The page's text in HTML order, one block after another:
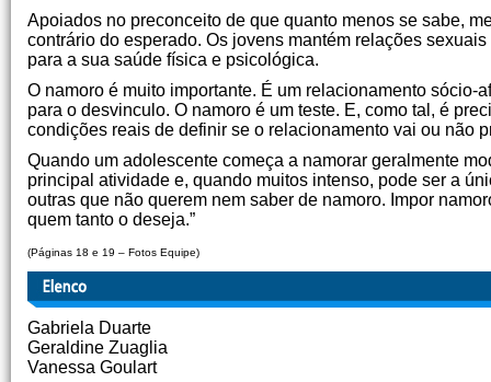
Apoiados no preconceito de que quanto menos se sabe,
contrário do esperado. Os jovens mantém relações
para a sua saúde física e psicológica.
O namoro é muito importante. É um relacionamento
para o desvinculo. O namoro é um teste. E, como tal, é
condições reais de definir se o relacionamento vai ou não
Quando um adolescente começa a namorar geralmente
principal atividade e, quando muitos intenso, pode ser a
outras que não querem nem saber de namoro. Impor
quem tanto o deseja.”
(Páginas 18 e 19 – Fotos Equipe)
Gabriela Duarte
Geraldine Zuaglia
Vanessa Goulart